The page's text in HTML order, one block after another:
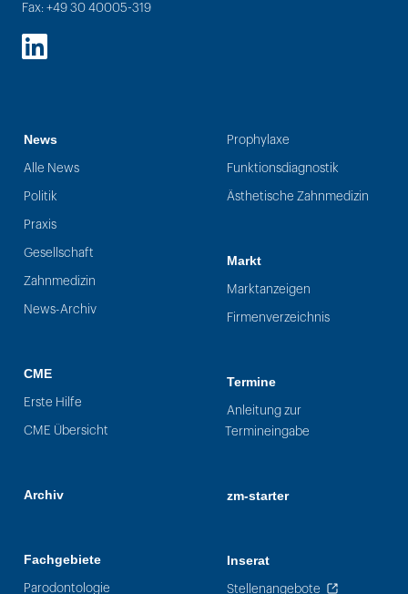
Fax: +49 30 40005-319
LinkedIn
News
Alle News
Politik
Praxis
Gesellschaft
Zahnmedizin
News-Archiv
CME
Erste Hilfe
CME Übersicht
Archiv
Fachgebiete
Parodontologie
Prophylaxe
Funktionsdiagnostik
Ästhetische Zahnmedizin
Markt
Marktanzeigen
Firmenverzeichnis
Termine
Anleitung zur
Termineingabe
zm-starter
Inserat
Stellenangebote